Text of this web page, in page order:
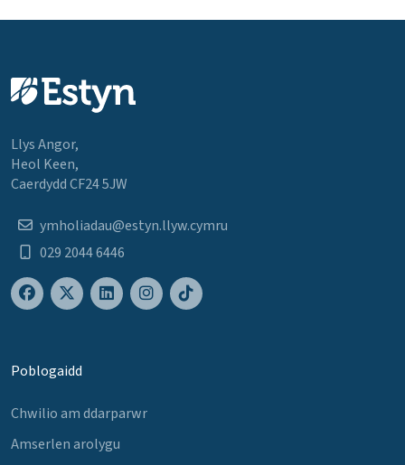
Llys Angor,
Heol Keen,
Caerdydd CF24 5JW
ymholiadau@estyn.llyw.cymru
029 2044 6446
Poblogaidd
Chwilio am ddarparwr
Amserlen arolygu